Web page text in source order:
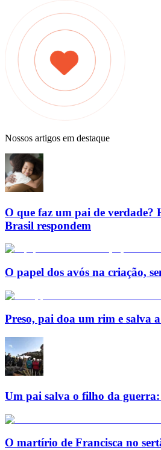
Nossos artigos em destaque
O que faz um pai de verdade?
Brasil respondem
O papel dos avós na criação,
Preso, pai doa um rim e salva
Um pai salva o filho da
O martírio de Francisca no